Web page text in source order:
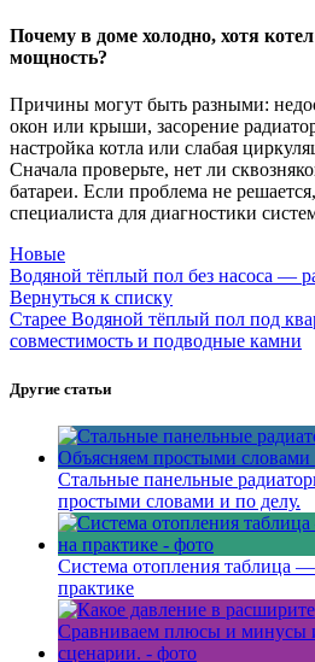
Почему в доме холодно, хотя
мощность?
Причины могут быть разными:
окон или крыши, засорение
настройка котла или слабая
Сначала проверьте, нет ли
батареи. Если проблема не
специалиста для диагностики
Новые
Водяной тёплый пол без насоса —
Вернуться к списку
Старее Водяной тёплый пол под
совместимость и подводные камни
Другие статьи
Стальные панельные
простыми словами и по делу.
Система отопления таблица
практике